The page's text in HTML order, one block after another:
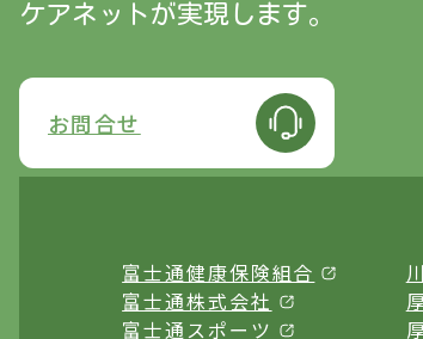
ケアネットが実現します。
お問合せ
富士通健康保険組合
富士通株式会社
富士通スポーツ